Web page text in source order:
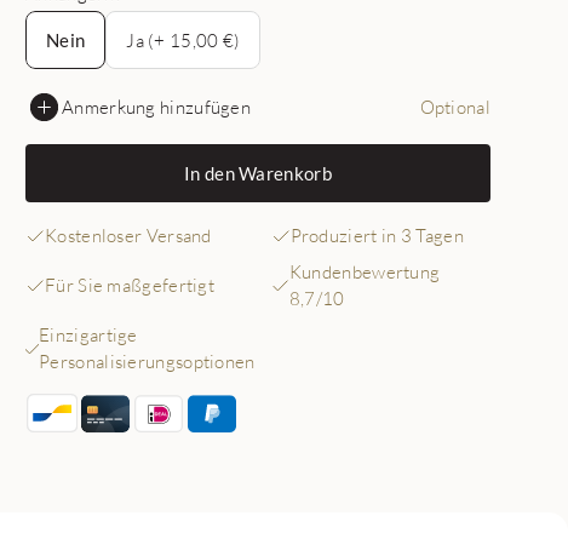
Nein
Nein
Ja (+ 15,00 €)
Anmerkung hinzufügen Optional
In den Warenkorb
Kostenloser Versand Produziert in 3 Tagen
Für Sie maßgefertigt
Kundenbewertung
8,7/10
Einzigartige
Personalisierungsoptionen